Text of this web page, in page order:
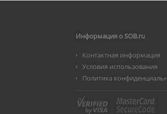
Информация о SOB.ru
Контактная информация
Условия использования
Политика